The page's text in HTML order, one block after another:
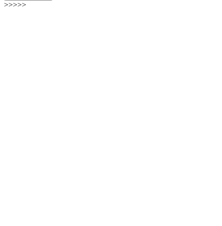
>>>>>